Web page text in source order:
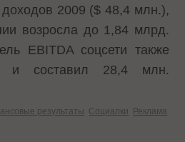
2009 ($ 48,4 млн.),
возросла до 1,84 млрд.
EBITDA соцсети также
и составил 28,4 млн.
результаты Социалки Реклама